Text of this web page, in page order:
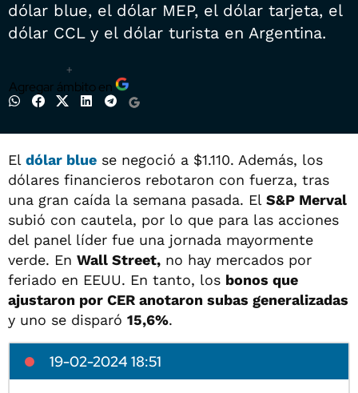
dólar blue, el dólar MEP, el dólar tarjeta, el
dólar CCL y el dólar turista en Argentina.
+
Agregar ámbito en
El dólar blue se negoció a $1.110. Además, los
dólares financieros rebotaron con fuerza, tras
una gran caída la semana pasada. El S&P Merval
subió con cautela, por lo que para las acciones
del panel líder fue una jornada mayormente
verde. En Wall Street, no hay mercados por
feriado en EEUU. En tanto, los bonos que
ajustaron por CER anotaron subas generalizadas
y uno se disparó 15,6%.
19-02-2024 18:51